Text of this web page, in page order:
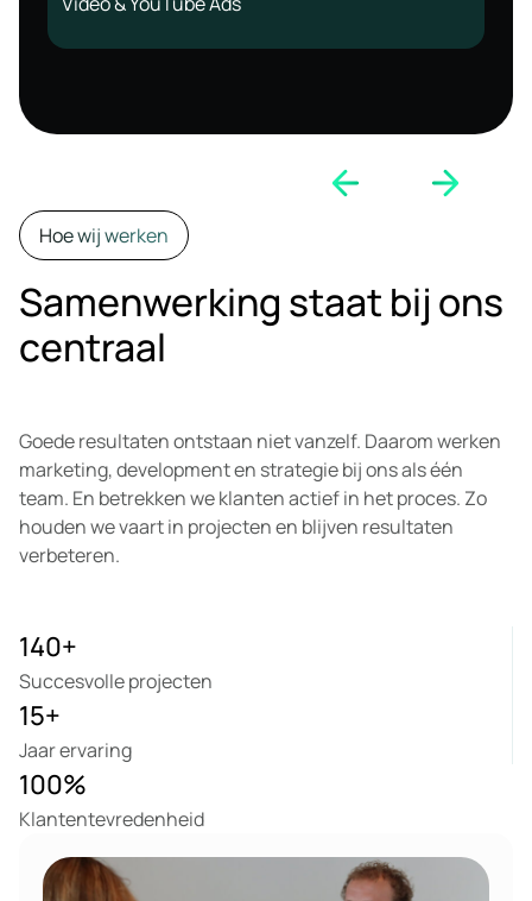
Hoe wij werken
Samenwerking staat bij ons
centraal
Goede resultaten ontstaan niet vanzelf. Daarom werken
marketing, development en strategie bij ons als één
team. En betrekken we klanten actief in het proces. Zo
houden we vaart in projecten en blijven resultaten
verbeteren.
Succesvolle projecten
140+
Jaar ervaring
15+
Klantentevredenheid
100%